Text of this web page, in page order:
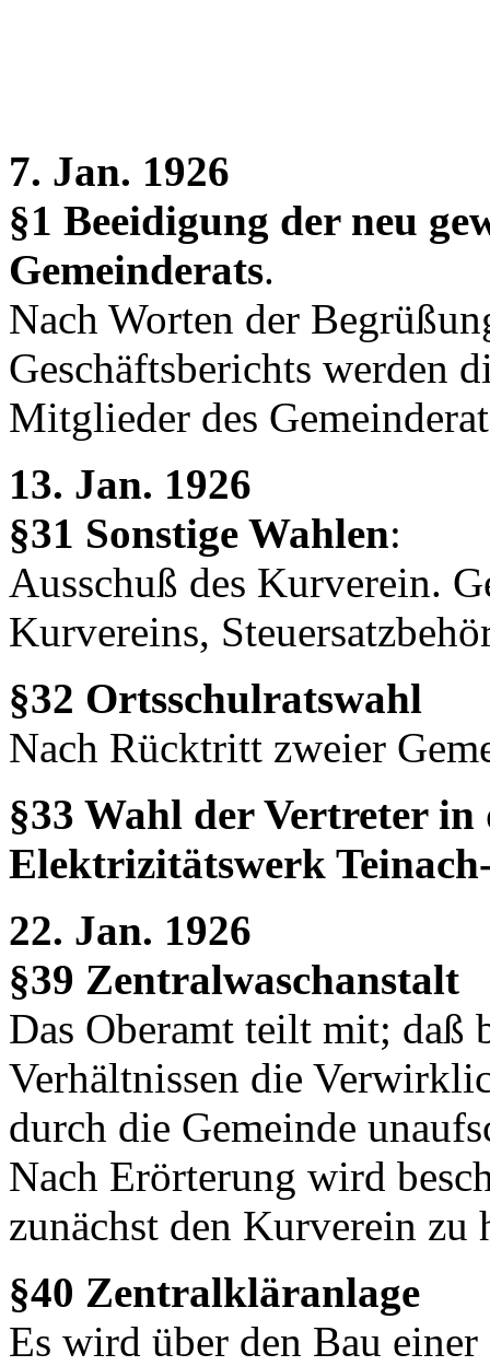
7. Jan. 1926
§1 Beeidigung der neu
Gemeinderats.
Nach Worten der
Geschäftsberichts werden
Mitglieder des
13. Jan. 1926
§31 Sonstige Wahlen:
Ausschuß des Kurverein.
Kurvereins,
§32 Ortsschulratswahl
Nach Rücktritt zweier
§33 Wahl der Vertreter in
Elektrizitätswerk
22. Jan. 1926
§39 Zentralwaschanstalt
Das Oberamt teilt mit; daß
Verhältnissen die
durch die Gemeinde
Nach Erörterung wird
zunächst den Kurverein zu
§40 Zentralkläranlage
Es wird über den Bau